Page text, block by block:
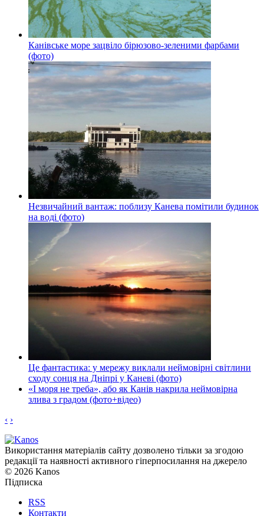
Канівське море зацвіло бірюзово-зеленими фарбами
(фото)
Незвичайний вантаж: поблизу Канева помітили будинок
на воді (фото)
Це фантастика: у мережу виклали неймовірні світлини
сходу сонця на Дніпрі у Каневі (фото)
«І моря не треба», або як Канів накрила неймовірна
злива з градом (фото+відео)
‹ ›
Використання матеріалів сайту дозволено тільки за згодою
редакції та наявності активного гіперпосилання на джерело
© 2026 Kanos
Підписка
RSS
Контакти